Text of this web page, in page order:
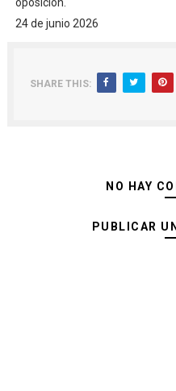
24 de junio 2026
SHARE THIS:
NO HAY
PUBLICAR